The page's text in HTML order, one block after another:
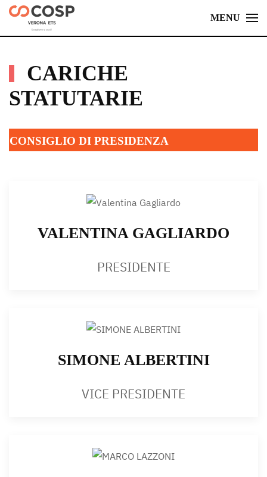
Skip
content
MENU
CARICHE
STATUTARIE
CONSIGLIO DI PRESIDENZA
VALENTINA GAGLIARDO
PRESIDENTE
SIMONE ALBERTINI
VICE PRESIDENTE